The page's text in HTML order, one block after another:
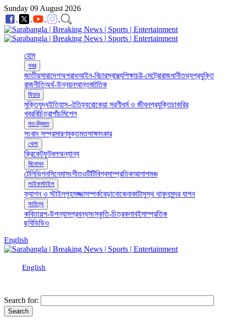
Sunday 09 August 2026
হোম
খবর
জাতীয়সারাদেশঅপরাধআইন-বিচারস্বাস্থ্যশিক্ষাচট্ট-মেট্রোরাজধানীতথ্যপ্রযুক্তি
রাজনীতিঅর্থ-উন্নয়নআন্তর্জাতিক
ফিচার
মুক্তিযুদ্ধইতিহাস-ঐতিহ্যরোকেয়া সরণীধর্ম ও জীবনপ্রযুক্তিচাকরির
খবরবিচিত্রাপাঁচমিশেল
মত-দ্বিমত
সংবাদ সম্প্রসারণমুক্তমতসাক্ষাৎকার
খেলা
ক্রিকেটফুটবলঅন্যান্য
বিনোদন
টেলিভিশনসিনেমাসংগীতওটিটিবিশ্বসাম্প্রতিকআলাপমঞ্চ
লাইফস্টাইল
ফ্যাশন ও স্টাইলগৃহসজ্জাসম্পর্কবেড়ানোকেনাকাটাসুস্থ থাকুনসুন্দর যাপন
সাহিত্য
কবিতাগল্প-উপন্যাসপ্রবন্ধসংস্কৃতি-চিত্রকলাবইসাম্প্রতিক
ছবিভিডিও
English
English
Search for: